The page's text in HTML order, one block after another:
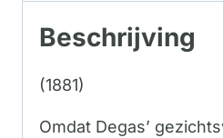
Beschrijving
(1881)
Omdat Degas’